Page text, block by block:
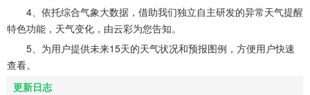
4、依托综合气象大数据，借助我们独立自主研发的异常天气提醒
特色功能，天气变化，由云彩为您告知。
5、为用户提供未来15天的天气状况和预报图例，方便用户快速
查看。
更新日志